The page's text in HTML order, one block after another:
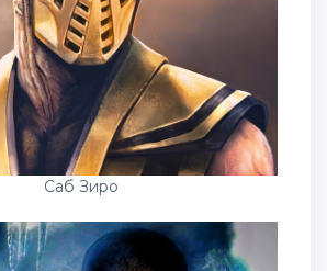
Саб Зиро